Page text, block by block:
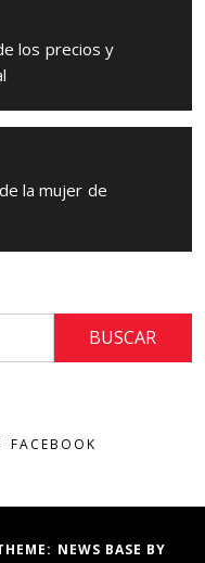
los precios y
la mujer de
FACEBOOK
NEWS BASE BY